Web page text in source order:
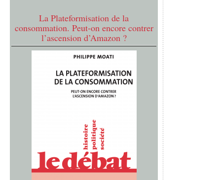
La Plateformisation de la
consommation. Peut-on encore contrer
l’ascension d’Amazon ?